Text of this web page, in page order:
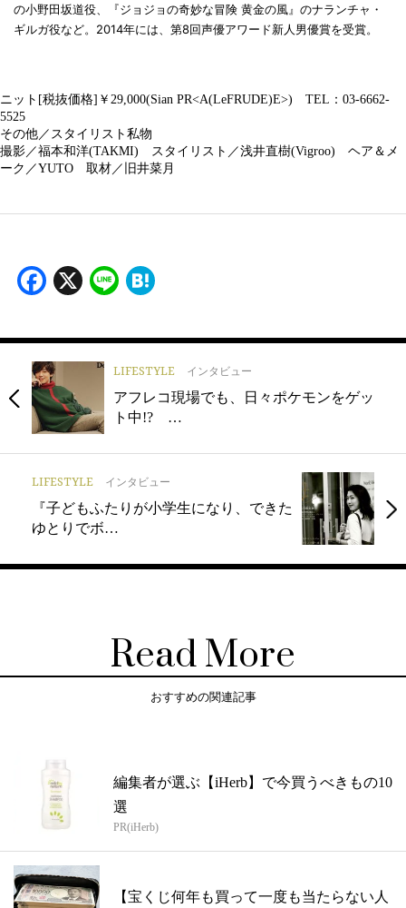
の小野田坂道役、『ジョジョの奇妙な冒険 黄金の風』のナランチャ・
ギルガ役など。2014年には、第8回声優アワード新人男優賞を受賞。
ニット[税抜価格]￥29,000(Sian PR<A(LeFRUDE)E>) TEL：03-6662-
5525
その他／スタイリスト私物
撮影／福本和洋(TAKMI) スタイリスト／浅井直樹(Vigroo) ヘア＆メ
ーク／YUTO 取材／旧井菜月
Facebook
X Line
LIFESTYLE インタビュー
アフレコ現場でも、日々ポケモンをゲッ
ト中!? …
LIFESTYLE インタビュー
『子どもふたりが小学生になり、できた
ゆとりでボ…
Read More
おすすめの関連記事
編集者が選ぶ【iHerb】で今買うべきもの10
選
PR(iHerb)
【宝くじ何年も買って一度も当たらない人